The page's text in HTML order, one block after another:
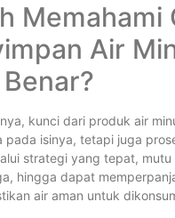
Memahami
Air
kunci dari produk air
pada isinya, tetapi juga
strategi yang tepat,
hingga dapat
air aman untuk